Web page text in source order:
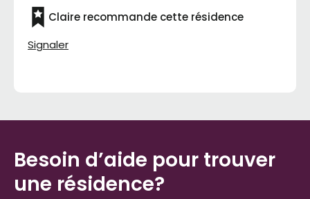
Claire recommande cette résidence
Signaler
Besoin d’aide pour trouver
une résidence?